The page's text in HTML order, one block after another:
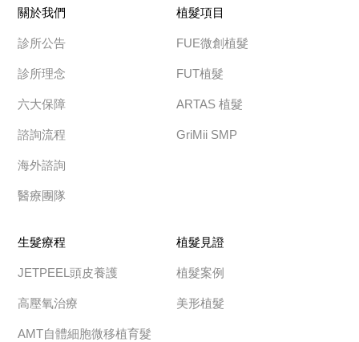
關於我們
診所公告
診所理念
六大保障
諮詢流程
海外諮詢
醫療團隊
植髮項目
FUE微創植髮
FUT植髮
ARTAS 植髮
GriMii SMP
生髮療程
JETPEEL頭皮養護
高壓氧治療
AMT自體細胞微移植育髮
植髮見證
植髮案例
美形植髮